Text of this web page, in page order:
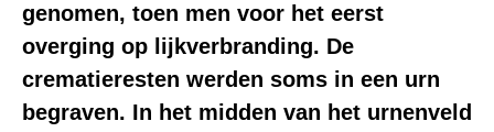
genomen, toen men voor het eerst
overging op lijkverbranding. De
crematieresten werden soms in een urn
begraven. In het midden van het urnenveld